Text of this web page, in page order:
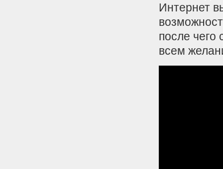
Интернет
после
всем